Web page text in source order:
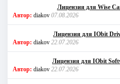
Лицензия для Wise
Автор: diakov 07.08.2026
Лицензия для IObit
Автор: diakov 22.07.2026
Лицензия для IObit
Автор: diakov 22.07.2026